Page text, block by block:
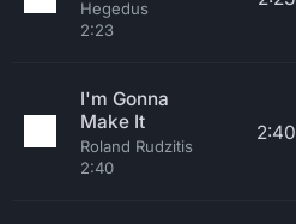
Hegedus
2:23
I'm Gonna
Make It
Roland Rudzitis
2:40
2:40